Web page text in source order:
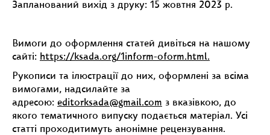
Запланований вихід з друку: 15 жовтня 2023 р.
Вимоги до оформлення статей дивіться на нашому
сайті: https://ksada.org/1inform-oform.html.
Рукописи та ілюстрації до них, оформлені за всіма
вимогами, надсилайте за
адресою: editorksada@gmail.com з вказівкою, до
якого тематичного випуску подається матеріал. Усі
статті проходитимуть анонімне рецензування.